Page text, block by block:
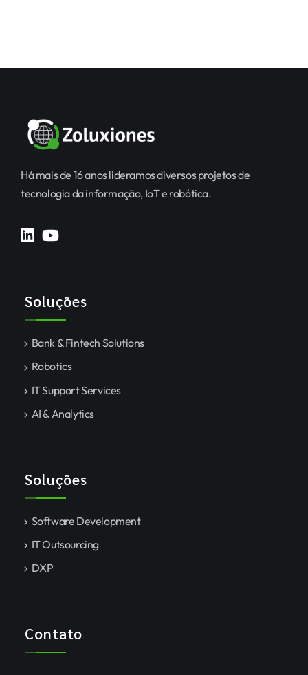
Há mais de 16 anos lideramos diversos projetos de
tecnologia da informação, IoT e robótica.
Soluções
Bank & Fintech Solutions
Robotics
IT Support Services
AI & Analytics
Soluções
Software Development
IT Outsourcing
DXP
Contato